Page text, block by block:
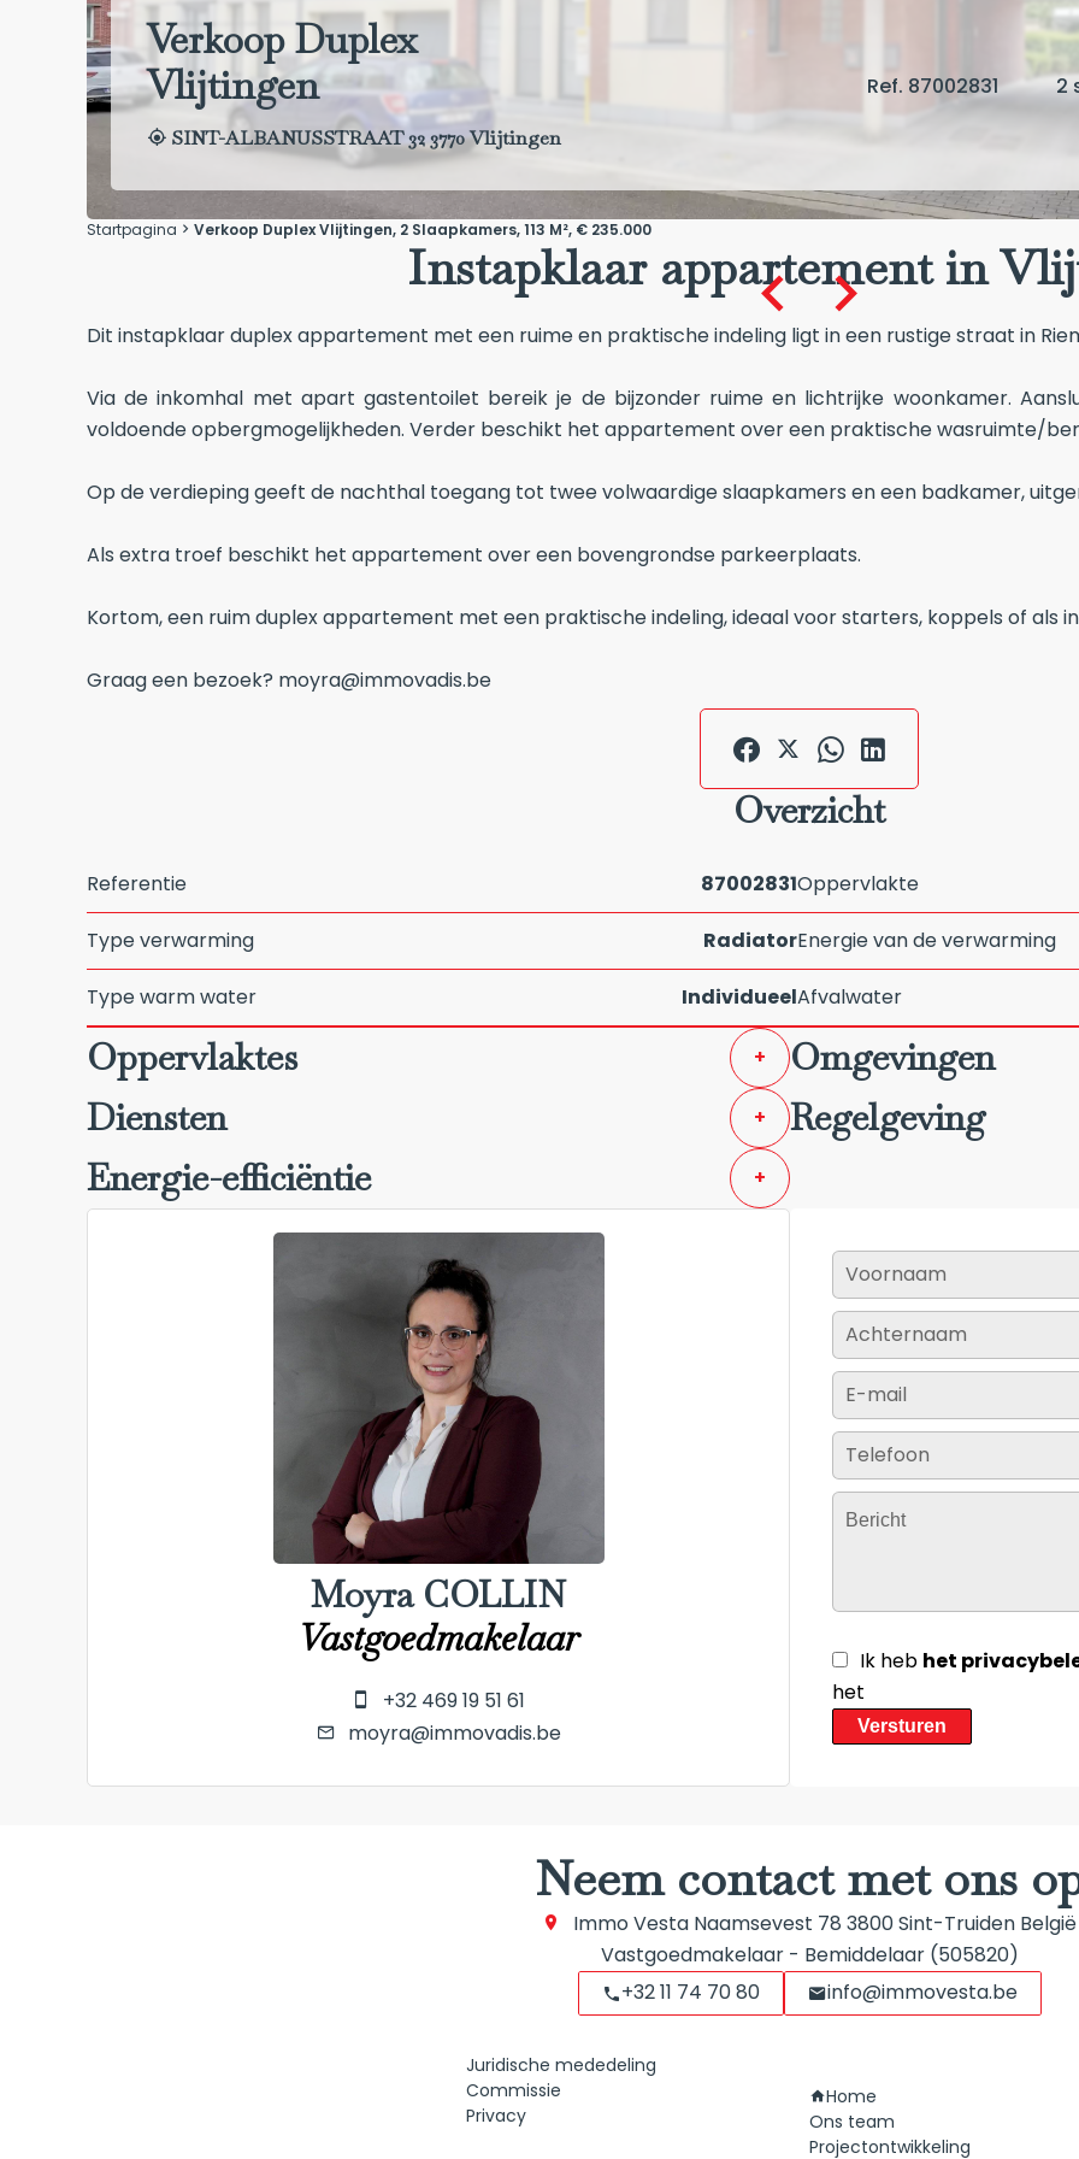
Verkoop Duplex
Vlijtingen
SINT-ALBANUSSTRAAT 32 3770 Vlijtingen
Ref. 87002831 2
Startpagina Verkoop Duplex Vlijtingen, 2 Slaapkamers, 113 M², € 235.000
Instapklaar appartement in
Dit instapklaar duplex appartement met een ruime en praktische indeling ligt in een rustige straat in
Via de inkomhal met apart gastentoilet bereik je de bijzonder ruime en lichtrijke woonkamer.
voldoende opbergmogelijkheden. Verder beschikt het appartement over een praktische wasruimte/
Op de verdieping geeft de nachthal toegang tot twee volwaardige slaapkamers en een badkamer,
Als extra troef beschikt het appartement over een bovengrondse parkeerplaats.
Kortom, een ruim duplex appartement met een praktische indeling, ideaal voor starters, koppels of als
Graag een bezoek? moyra@immovadis.be
Overzicht
Referentie 87002831Oppervlakte
Type verwarming RadiatorEnergie van de verwarming
Type warm water IndividueelAfvalwater
Oppervlaktes +
Omgevingen
Diensten
+
Regelgeving
Energie-efficiëntie
+
Moyra COLLIN
Vastgoedmakelaar
+32 469 19 51 61
moyra@immovadis.be
Ik heb het
het
Versturen
Neem contact met ons
Immo Vesta Naamsevest 78 3800Sint-Truiden België
Vastgoedmakelaar - Bemiddelaar (505820)
+32 11 74 70 80
info@immovesta.be
Juridische mededeling
Commissie
Privacy
Home
Ons team
Projectontwikkeling